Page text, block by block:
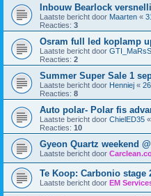
Inbouw Bearlock
Laatste bericht door Maarten «
Reacties: 3
Osram full led koplamp
Laatste bericht door
Reacties: 2
Summer Super Sale 1
Laatste bericht door Henniej «
Reacties: 8
Auto polar- Polar fis
Laatste bericht door ChielED35 «
Reacties: 10
Gyeon Quartz weekend
Laatste bericht door
Te Koop: Carbonio stage
Laatste bericht door EM